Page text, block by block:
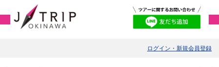
ログイン・新規会員登録